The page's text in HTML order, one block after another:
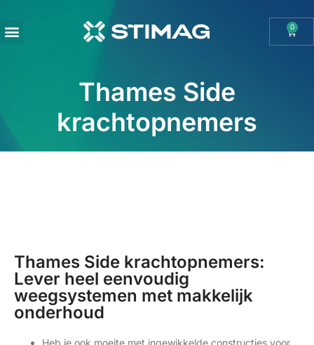
0
Thames Side
krachtopnemers
Thames Side krachtopnemers:
Lever heel eenvoudig
weegsystemen met makkelijk
onderhoud​
Heb je ook moeite met ingewikkelde constructies voor